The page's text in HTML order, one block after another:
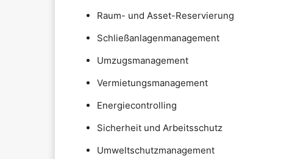
Raum- und Asset-Reservierung
Schließanlagenmanagement
Umzugsmanagement
Vermietungsmanagement
Energiecontrolling
Sicherheit und Arbeitsschutz
Umweltschutzmanagement